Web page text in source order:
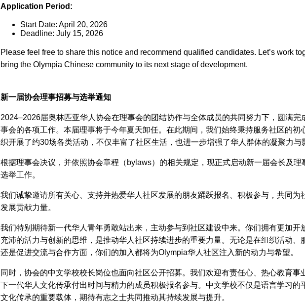
Application Period:
Start Date: April 20, 2026
Deadline: July 15, 2026
Please feel free to share this notice and recommend qualified candidates. Let’s work
bring the Olympia Chinese community to its next stage of development.
新一届协会理事招募与选举通知
2024–2026届奥林匹亚华人协会在理事会的团结协作与全体成员的共同努力下，圆满完
事会的各项工作。本届理事将于今年夏天卸任。在此期间，我们始终秉持服务社区的初
织开展了约30场各类活动，不仅丰富了社区生活，也进一步增强了华人群体的凝聚力与
根据理事会决议，并依照协会章程（bylaws）的相关规定，现正式启动新一届会长及理
选举工作。
我们诚挚邀请所有关心、支持并热爱华人社区发展的朋友踊跃报名、积极参与，共同为
发展贡献力量。
我们特别期待新一代华人青年勇敢站出来，主动参与到社区建设中来。你们拥有更加开
充沛的活力与创新的思维，是推动华人社区持续进步的重要力量。无论是在组织活动、
还是促进交流与合作方面，你们的加入都将为Olympia华人社区注入新的动力与希望。
同时，协会的中文学校校长岗位也面向社区公开招募。我们欢迎有责任心、热心教育事
下一代华人文化传承付出时间与精力的成员积极报名参与。中文学校不仅是语言学习的
文化传承的重要载体，期待有志之士共同推动其持续发展与提升。